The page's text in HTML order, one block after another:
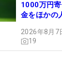
1000万円
金をほかの
2026年8月7
19